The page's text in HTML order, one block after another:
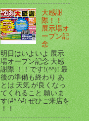
大感謝
際！！
展示場オ
ープン記
念
明日はいよいよ 展示
場オープン記念 大感
謝際 ！！です!(^^)! 最
後の準備も終わり あ
とは 天気 が良くなっ
てくれること 願いま
す(#^.^#) ぜひご来店を
！！